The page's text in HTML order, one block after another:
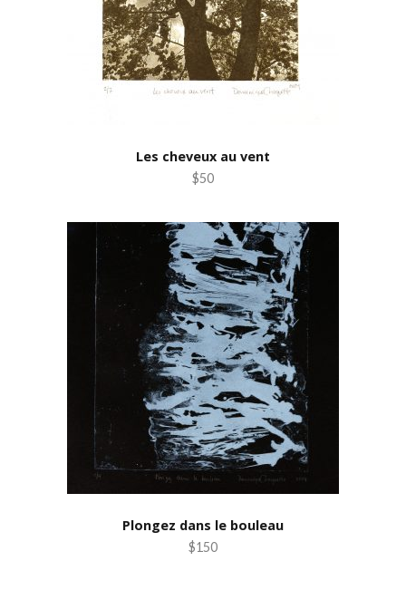
Les cheveux au vent
$50
Plongez dans le bouleau
$150